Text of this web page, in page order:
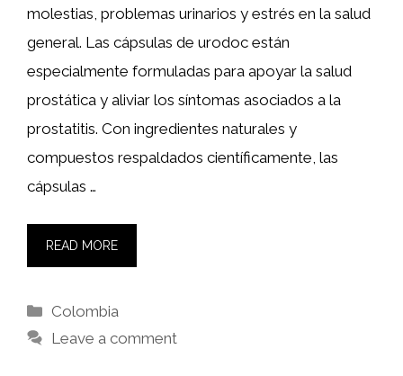
molestias, problemas urinarios y estrés en la salud
general. Las cápsulas de urodoc están
especialmente formuladas para apoyar la salud
prostática y aliviar los síntomas asociados a la
prostatitis. Con ingredientes naturales y
compuestos respaldados científicamente, las
cápsulas …
READ MORE
Categories
Colombia
Leave a comment